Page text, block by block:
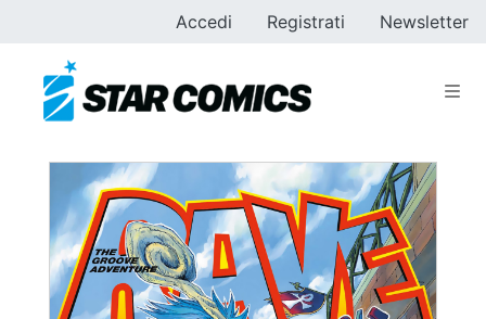
Accedi Registrati Newsletter